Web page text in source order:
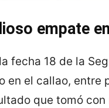
empate
fecha 18 de la
en el callao, entre
que tomó